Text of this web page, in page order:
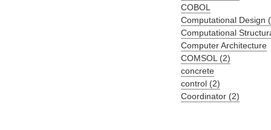
COBOL
Computational Design
Computational
Computer Architecture
COMSOL (2)
concrete
control (2)
Coordinator (2)